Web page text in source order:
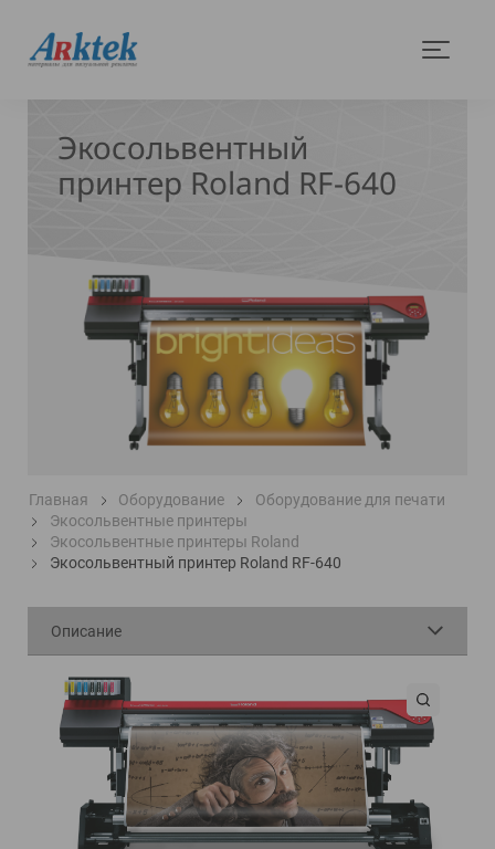
На
главную
Меню
Экосольвентный
принтер Roland RF-640
Главная Оборудование
Оборудование для печати
Экосольвентные принтеры
Экосольвентные принтеры Roland
Экосольвентный принтер Roland RF-640
Описание